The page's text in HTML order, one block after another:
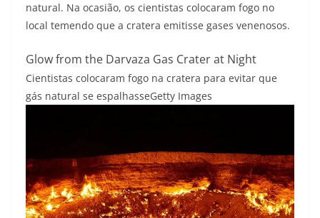
natural. Na ocasião, os cientistas colocaram fogo no
local temendo que a cratera emitisse gases venenosos.
Glow from the Darvaza Gas Crater at Night
Cientistas colocaram fogo na cratera para evitar que
gás natural se espalhasseGetty Images